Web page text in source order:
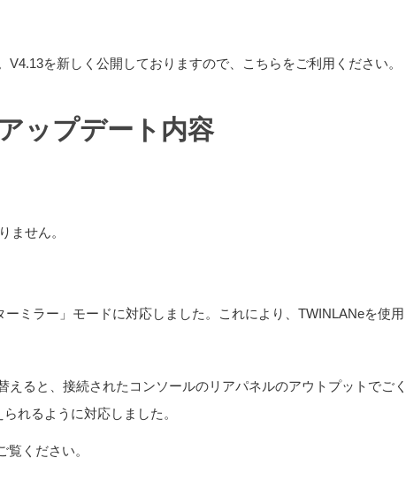
を新しく公開しておりますので、こちらをご利用ください。
ップデート内容
ません。
ミラー」モードに対応しました。これにより、TWINLANeを使
ると、接続されたコンソールのリアパネルのアウトプットでご
れるように対応しました。
ください。